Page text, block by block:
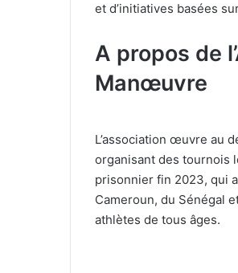
et d’initiatives basées
A propos de
Manœuvre
L’association œuvre au
organisant des tournois
prisonnier fin 2023, qui
Cameroun, du Sénégal
athlètes de tous âges.